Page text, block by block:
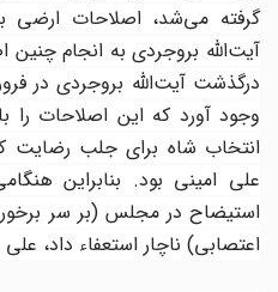
گرفته می‌شد، اصلاحات ارضی
آیت‌الله بروجردی به انجام چنین
وجود آورد که این اصلاحات را با
انتخاب شاه برای جلب رضایت
علی امینی بود. بنابراین
استیضاح در مجلس (بر سر
اعتصابی) ناچار استعفاء داد، علی